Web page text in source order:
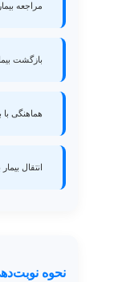
مراجعه
بازگشت
هماهنگی
انتقال
نحوه